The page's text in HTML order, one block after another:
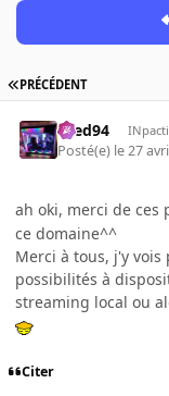
PRÉCÉDENT
bred94
Posté(e) le 27
ah oki, merci de ces
ce domaine^^
Merci à tous, j'y
possibilités à
streaming local ou
Citer